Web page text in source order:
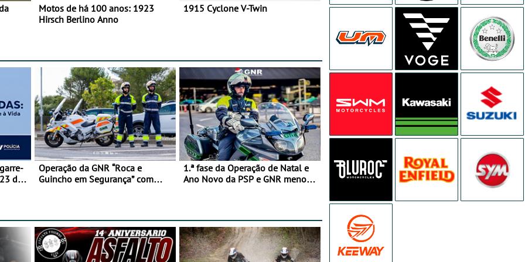
Motos de há 100 anos: 1923
Hirsch Berlino Anno
1915 Cyclone V-Twin
de
Operação da GNR “Roca e
Guincho em Segurança” com
1.ª fase da Operação de Natal e
Ano Novo da PSP e GNR menos